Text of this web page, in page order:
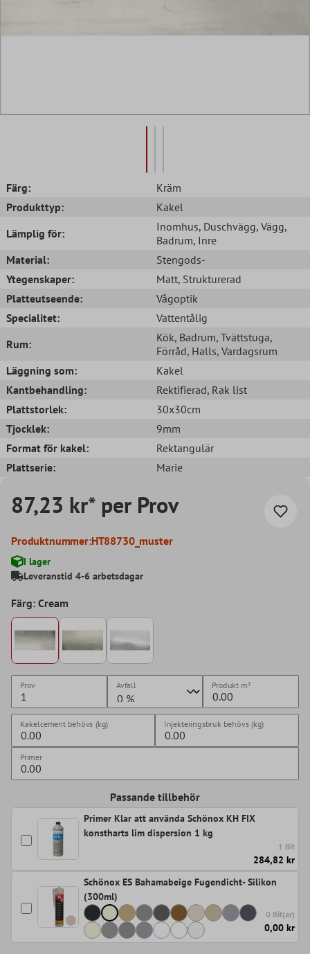
Färg:
Kräm
Produkttyp:
Kakel
Lämplig för:
Inomhus, Duschvägg, Vägg,
Badrum, Inre
Material:
Stengods-
Ytegenskaper:
Matt, Strukturerad
Platteutseende:
Vågoptik
Specialitet:
Vattentålig
Rum:
Kök, Badrum, Tvättstuga,
Förråd, Halls, Vardagsrum
Läggning som:
Kakel
Kantbehandling:
Rektifierad, Rak list
Plattstorlek:
30x30cm
Tjocklek:
9mm
Format för kakel:
Rektangulär
Plattserie:
Marie
87,23 kr* per Prov
Produktnummer:HT88730_muster
I lager
Leveranstid 4-6 arbetsdagar
Färg: Cream
Prov Avfall Produkt m²
Kakelcement behövs (kg) Injekteringsbruk behövs (kg)
Primer
Passande tillbehör
Primer Klar att använda Schönox KH FIX
konstharts lim dispersion 1 kg
1 Bit
284,82 kr
Schönox ES Bahamabeige Fugendicht- Silikon
(300ml)
0 Bit(ar)
0,00 kr